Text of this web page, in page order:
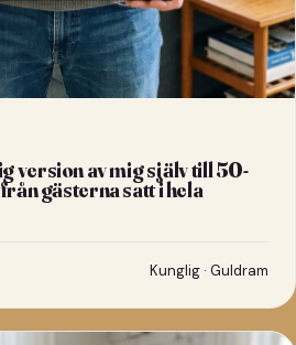
version av mig själv till 50-
gästerna satt i hela
Kunglig · Guldram